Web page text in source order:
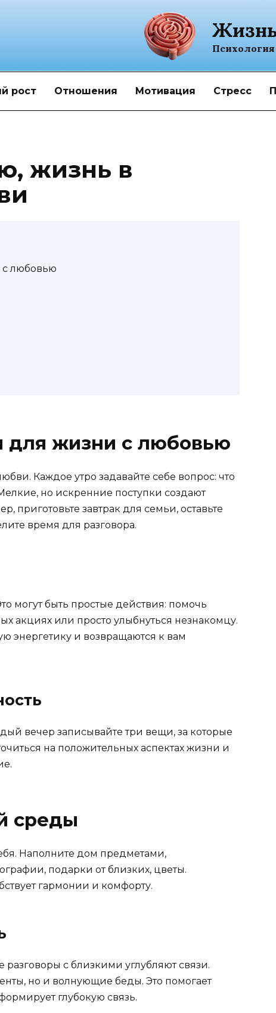
рост Отношения Мотивация Стресс
жизнь в
с любовью
для жизни с любовью
Каждое утро задавайте себе вопрос: что
но искренние поступки создают
приготовьте завтрак для семьи, оставьте
время для разговора.
могут быть простые действия: помочь
акциях или просто улыбнуться незнакомцу.
энергетику и возвращаются к вам
вечер записывайте три вещи, за которые
на положительных аспектах жизни и
среды
Наполните дом предметами,
подарки от близких, цветы.
гармонии и комфорту.
с близкими углубляют связи.
но и волнующие беды. Это помогает
глубокую связь.